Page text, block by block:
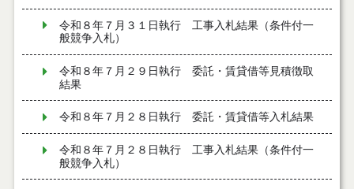
令和８年７月３１日執行 工事入札結果（条件付一
般競争入札）
令和８年７月２９日執行 委託・賃貸借等見積徴取
結果
令和８年７月２８日執行 委託・賃貸借等入札結果
令和８年７月２８日執行 工事入札結果（条件付一
般競争入札）